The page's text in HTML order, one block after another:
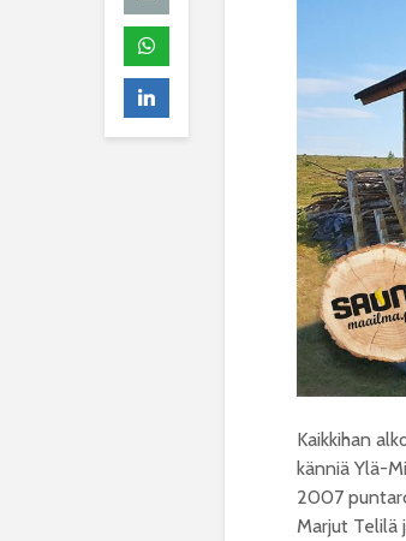
Kaikkihan
känniä Ylä-
2007
Marjut Telilä